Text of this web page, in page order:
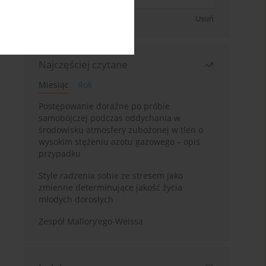
Usuń
Najczęściej czytane
Miesiąc
Rok
Postępowanie doraźne po próbie
samobójczej podczas oddychania w
środowisku atmosfery zubożonej w tlen o
wysokim stężeniu azotu gazowego – opis
przypadku
Style radzenia sobie ze stresem jako
zmienne determinujące jakość życia
młodych dorosłych
Zespół Mallory’ego-Weissa